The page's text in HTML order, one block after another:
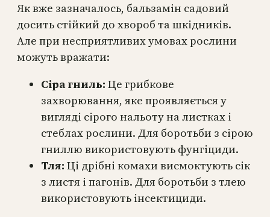
Як вже зазначалось, бальзамін садовий
досить стійкий до хвороб та шкідників.
Але при несприятливих умовах рослини
можуть вражати:
Сіра гниль: Це грибкове
захворювання, яке проявляється у
вигляді сірого нальоту на листках і
стеблах рослини. Для боротьби з сірою
гниллю використовують фунгіциди.
Тля: Ці дрібні комахи висмоктують сік
з листя і пагонів. Для боротьби з тлею
використовують інсектициди.